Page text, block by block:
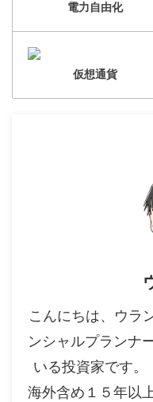
電力自由化
仮想通貨
こんにちは、ウラ
ンシャルプランナ
いる投資家です。
海外含め１５年以